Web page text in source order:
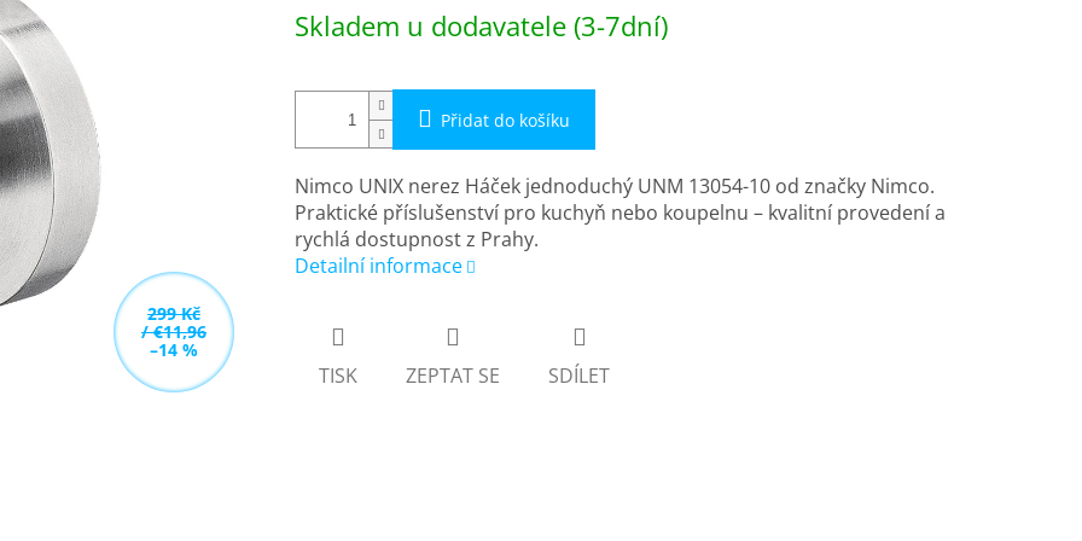
299 Kč
/ €11,96
–14 %
cena:
Skladem u dodavatele (3-7dní)
Přidat do košíku
Nimco UNIX nerez Háček jednoduchý UNM 13054-10 od značky Nimco.
Praktické příslušenství pro kuchyň nebo koupelnu – kvalitní provedení a
rychlá dostupnost z Prahy.
Detailní informace
TISK ZEPTAT SE SDÍLET